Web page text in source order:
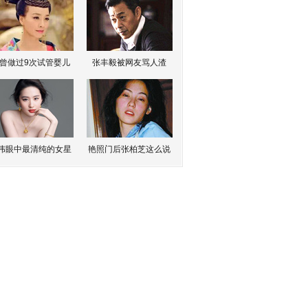
做过9次试管婴儿 张丰毅被网友骂人渣
眼中最清纯的女星 艳照门后张柏芝这么说